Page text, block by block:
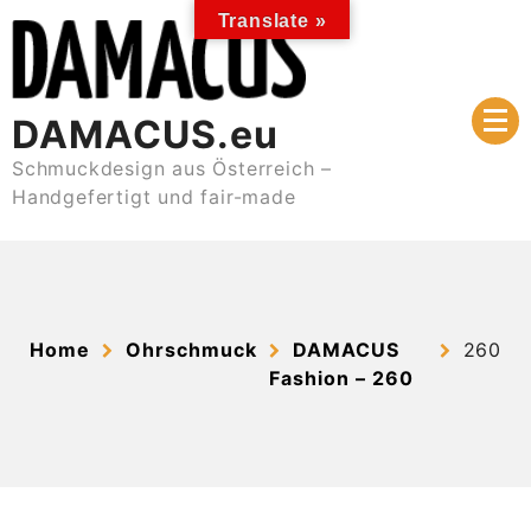
content
DAMACUS.eu
Schmuckdesign aus Österreich –
Handgefertigt und fair-made
Home Ohrschmuck
DAMACUS
Fashion – 260
260
Translate »